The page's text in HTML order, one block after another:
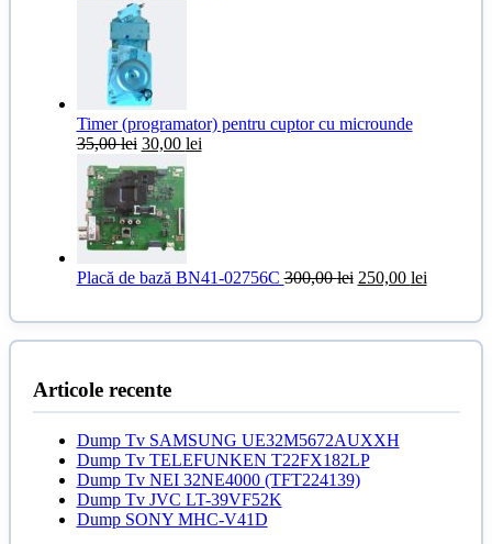
Timer (programator) pentru cuptor cu microunde
35,00lei Prețul
inițial
a
fost:
35,00 lei.
30,00 leiPrețul
Placă de bază BN41-02756C300,00lei Prețul
fost:
250,00 leiPrețul
250,00
Articole recente
Dump Tv SAMSUNG UE32M5672AUXXH
Dump Tv TELEFUNKEN T22FX182LP
Dump Tv NEI 32NE4000 (TFT224139)
Dump Tv JVC LT-39VF52K
Dump SONY MHC-V41D